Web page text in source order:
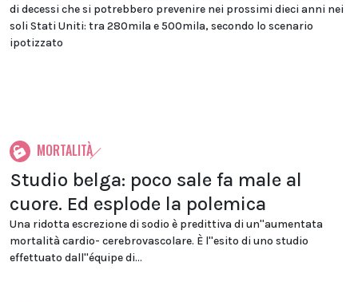
di decessi che si potrebbero prevenire nei prossimi dieci anni nei
soli Stati Uniti: tra 280mila e 500mila, secondo lo scenario
ipotizzato
MORTALITÀ
Studio belga: poco sale fa male al
cuore. Ed esplode la polemica
Una ridotta escrezione di sodio è predittiva di un''aumentata
mortalità cardio- cerebrovascolare. È l''esito di uno studio
effettuato dall''équipe di...